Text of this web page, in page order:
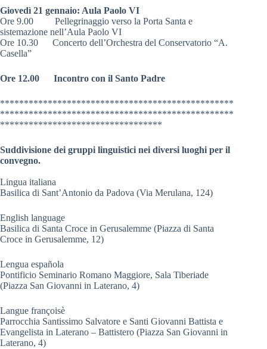
Giovedì 21 gennaio: Aula Paolo VI
Ore 9.00 Pellegrinaggio verso la Porta Santa e
sistemazione nell’Aula Paolo VI
Ore 10.30 Concerto dell’Orchestra del Conservatorio “A.
Casella”
Ore 12.00 Incontro con il Santo Padre
*************************************************
*************************************************
**********************************
Suddivisione dei gruppi linguistici nei diversi luoghi per il
convegno.
Lingua italiana
Basilica di Sant’Antonio da Padova (Via Merulana, 124)
English language
Basilica di Santa Croce in Gerusalemme (Piazza di Santa
Croce in Gerusalemme, 12)
Lengua española
Pontificio Seminario Romano Maggiore, Sala Tiberiade
(Piazza San Giovanni in Laterano, 4)
Langue françoisè
Parrocchia Santissimo Salvatore e Santi Giovanni Battista e
Evangelista in Laterano – Battistero (Piazza San Giovanni in
Laterano, 4)